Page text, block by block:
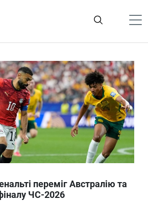
переміг Австралію та
ЧС-2026